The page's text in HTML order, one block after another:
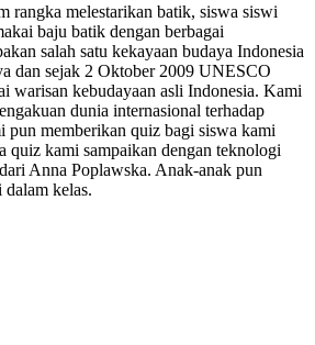
rangka melestarikan batik, siswa siswi
baju batik dengan berbagai
salah satu kekayaan budaya Indonesia
dan sejak 2 Oktober 2009 UNESCO
warisan kebudayaan asli Indonesia. Kami
dunia internasional terhadap
pun memberikan quiz bagi siswa kami
quiz kami sampaikan dengan teknologi
Anna Poplawska. Anak-anak pun
kelas.